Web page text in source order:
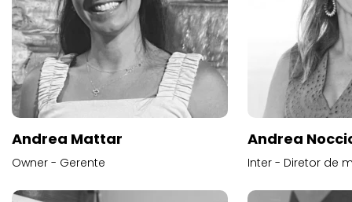
Andrea Mattar
Owner - Gerente
Andrea
Inter - Diretor de